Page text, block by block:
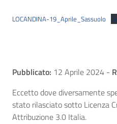
LOCANDINA-19_Aprile_Sassuolo
Pubblicato: 12 Aprile 2024 -
Eccetto dove diversamente
stato rilasciato sotto Licenza
Attribuzione 3.0 Italia.